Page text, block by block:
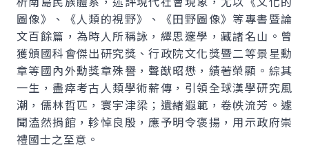
圖像》、《人類的視野》、《田野圖像》等專書暨論
文百餘篇，為時人所稱詠，繹思邃學，藏諸名山。曾
獲頒國科會傑出研究獎、行政院文化獎暨二等景星勳
章等國內外勳獎章殊譽，聲猷昭懋，績著榮顯。綜其
一生，盡瘁考古人類學術薪傳，引領全球漢學研究風
潮，儒林哲匹，寰宇津梁；遺緒遐範，卷帙流芳。遽
聞溘然捐館，軫悼良殷，應予明令褒揚，用示政府崇
禮國士之至意。